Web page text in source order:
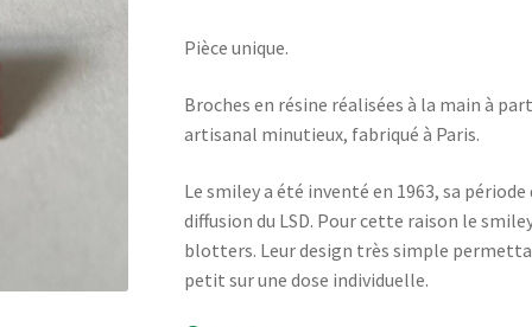
Pièce unique.
Broches en résine réalisées à la main à
artisanal minutieux, fabriqué à Paris.
Le smiley a été inventé en 1963, sa
diffusion du LSD. Pour cette raison le
blotters. Leur design très simple
petit sur une dose individuelle.